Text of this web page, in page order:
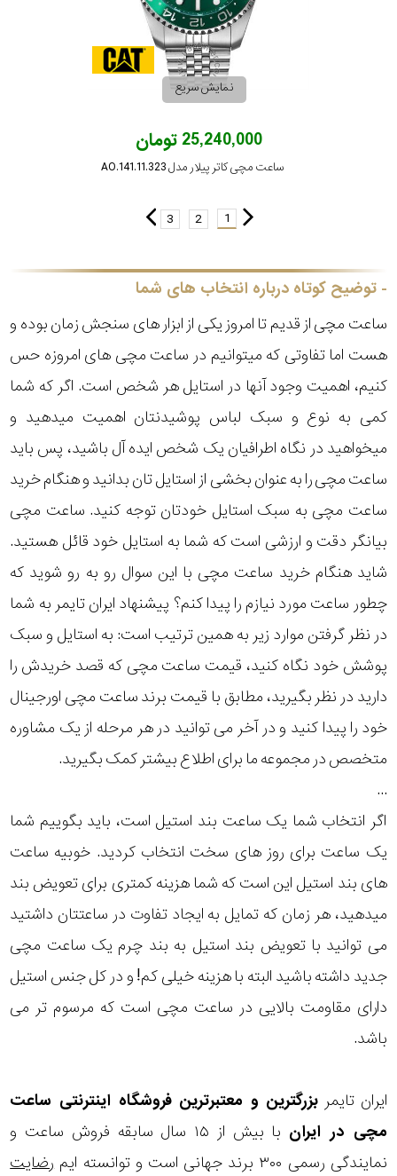
نمایش سریع
25,240,000 تومان
ساعت مچی کاتر پیلار مدل AO.141.11.323
1
2
3
توضیح کوتاه درباره انتخاب های شما
ساعت مچی از قدیم تا امروز یکی از ابزار های سنجش زمان بوده و
هست اما تفاوتی که میتوانیم در ساعت مچی های امروزه حس
کنیم، اهمیت وجود آنها در استایل هر شخص است. اگر که شما
کمی به نوع و سبک لباس پوشیدنتان اهمیت میدهید و
میخواهید در نگاه اطرافیان یک شخص ایده آل باشید، پس باید
ساعت مچی را به عنوان بخشی از استایل تان بدانید و هنگام خرید
ساعت مچی به سبک استایل خودتان توجه کنید. ساعت مچی
بیانگر دقت و ارزشی است که شما به استایل خود قائل هستید.
شاید هنگام خرید ساعت مچی با این سوال رو به رو شوید که
چطور ساعت مورد نیازم را پیدا کنم؟ پیشنهاد ایران تایمر به شما
در نظر گرفتن موارد زیر به همین ترتیب است: به استایل و سبک
پوشش خود نگاه کنید، قیمت ساعت مچی که قصد خریدش را
دارید در نظر بگیرید، مطابق با قیمت برند ساعت مچی اورجینال
خود را پیدا کنید و در آخر می توانید در هر مرحله از یک مشاوره
متخصص در مجموعه ما برای اطلاع بیشتر کمک بگیرید.
...
اگر انتخاب شما یک ساعت بند استیل است، باید بگوییم شما
یک ساعت برای روز های سخت انتخاب کردید. خوبیه ساعت
های بند استیل این است که شما هزینه کمتری برای تعویض بند
میدهید، هر زمان که تمایل به ایجاد تفاوت در ساعتتان داشتید
می توانید با تعویض بند استیل به بند چرم یک ساعت مچی
جدید داشته باشید البته با هزینه خیلی کم! و در کل جنس استیل
دارای مقاومت بالایی در ساعت مچی است که مرسوم تر می
باشد.
ایران تایمر بزرگترین و معتبرترین فروشگاه اینترنتی ساعت
مچی در ایران
با بیش از ۱۵ سال سابقه فروش ساعت و
نمایندگی رسمی ۳۰۰ برند جهانی است و توانسته ایم
رضایت